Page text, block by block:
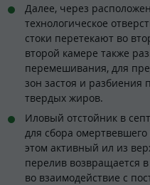
Далее, через
технологическое
стоки перетекают во
второй камере также
перемешивания, для
зон застоя и разбиения
твердых жиров.
Иловый отстойник в
для сбора
этом активный ил из
перелив возвращается
во взаимодействие с